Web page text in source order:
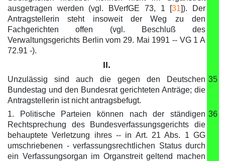
ausgetragen werden (vgl. BVerfGE 73, 1 [31]). Der
Antragstellerin steht insoweit der Weg zu den
Fachgerichten offen (vgl. Beschluß des
Verwaltungsgerichts Berlin vom 29. Mai 1991 -- VG 1 A
72.91 -).
II.
Unzulässig sind auch die gegen den Deutschen
Bundestag und den Bundesrat gerichteten Anträge; die
Antragstellerin ist nicht antragsbefugt.
35
1. Politische Parteien können nach der ständigen
Rechtsprechung des Bundesverfassungsgerichts die
behauptete Verletzung ihres -- in Art. 21 Abs. 1 GG
umschriebenen - verfassungsrechtlichen Status durch
ein Verfassungsorgan im Organstreit geltend machen
36